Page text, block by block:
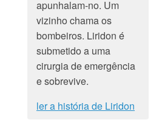
apunhalam-no. Um
vizinho chama os
bombeiros. Liridon é
submetido a uma
cirurgia de emergência
e sobrevive.
ler a história de Liridon